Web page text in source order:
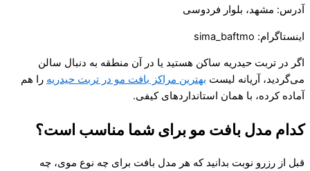
آدرس: مشهد، بلوار فردوسی
اینستاگرام: sima_baftmo
اگر در تربت حیدریه ساکن هستید یا در آن منطقه به دنبال سالن
می‌گردید، آریانه لیستبهترین مراکز بافت مو در تربت حیدریهرا هم
آماده کرده، با همان استانداردهای کیفی.
کدام مدل بافت مو برای شما مناسب است؟
قبل از رزرو نوبت بدانید که هر مدل بافت برای چه نوع موی، چه